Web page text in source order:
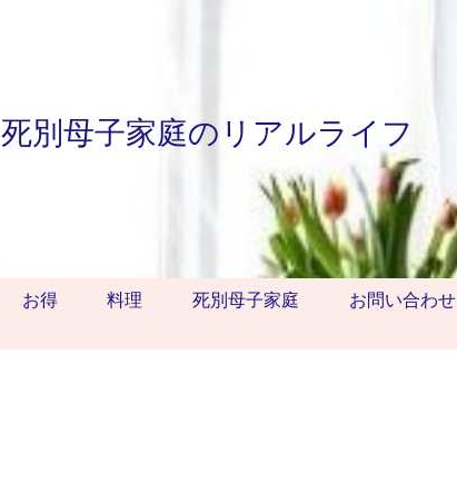
死別母子家庭のリアルライフ
お得 料理 死別母子家庭 お問い合わせ